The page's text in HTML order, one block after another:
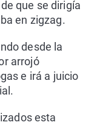
que se dirigía
en zigzag.
desde la
arrojó
e irá a juicio
esta